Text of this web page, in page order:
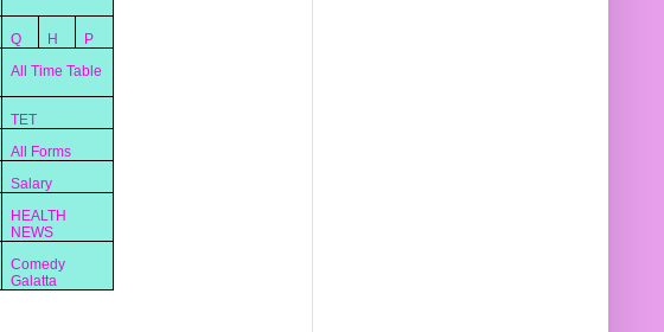
Q H
P
All Time Table
TET
All Forms
Salary
HEALTH
NEWS
Comedy
Galatta